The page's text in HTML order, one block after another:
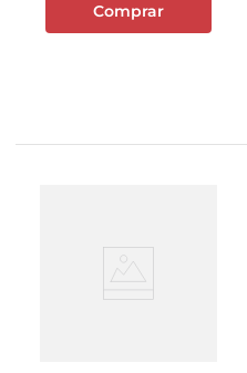
Comprar